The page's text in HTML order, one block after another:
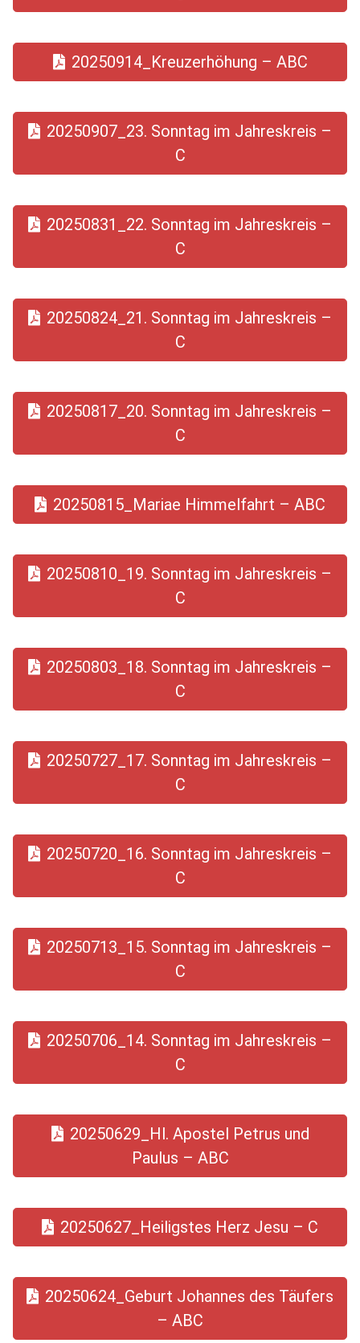
20250914_Kreuzerhöhung – ABC
20250907_23. Sonntag im Jahreskreis –
C
20250831_22. Sonntag im Jahreskreis –
C
20250824_21. Sonntag im Jahreskreis –
C
20250817_20. Sonntag im Jahreskreis –
C
20250815_Mariae Himmelfahrt – ABC
20250810_19. Sonntag im Jahreskreis –
C
20250803_18. Sonntag im Jahreskreis –
C
20250727_17. Sonntag im Jahreskreis –
C
20250720_16. Sonntag im Jahreskreis –
C
20250713_15. Sonntag im Jahreskreis –
C
20250706_14. Sonntag im Jahreskreis –
C
20250629_Hl. Apostel Petrus und
Paulus – ABC
20250627_Heiligstes Herz Jesu – C
20250624_Geburt Johannes des Täufers
– ABC